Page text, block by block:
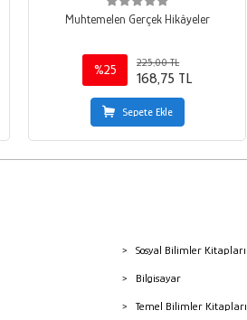
Muhtemelen Gerçek Hikâyeler
%25
225,00 TL
168,75 TL
Sepete Ekle
Sosyal Bilimler Kitapları
Bilgisayar
Temel Bilimler Kitapları